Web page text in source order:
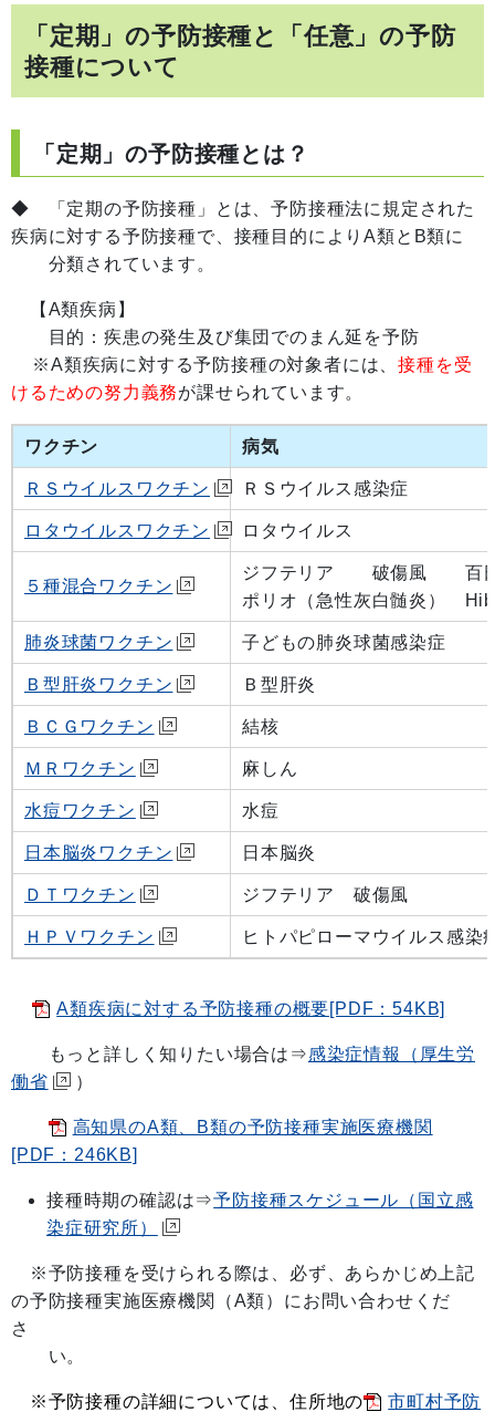
「定期」の予防接種と「任意」の予防
接種について
「定期」の予防接種とは？
◆ 「定期の予防接種」とは、予防接種法に規定された
疾病に対する予防接種で、接種目的によりA類とB類に
分類されています。
【A類疾病】
目的：疾患の発生及び集団でのまん延を予防
※A類疾病に対する予防接種の対象者には、接種を受
けるための努力義務が課せられています。
ワクチン 病気
ＲＳウイルスワクチン ＲＳウイルス感染症
ロタウイルスワクチン ロタウイルス
５種混合ワクチン
ジフテリア 破傷風 百
ポリオ（急性灰白髄炎）
肺炎球菌ワクチン 子どもの肺炎球菌感染症
Ｂ型肝炎ワクチン Ｂ型肝炎
ＢＣＧワクチン 結核
ＭＲワクチン 麻しん
水痘ワクチン 水痘
日本脳炎ワクチン 日本脳炎
ＤＴワクチン ジフテリア 破傷風
ＨＰＶワクチン ヒトパピローマウイルス感染
A類疾病に対する予防接種の概要[PDF：54KB]
もっと詳しく知りたい場合は⇒感染症情報（厚生労
働省
）
高知県のA類、B類の予防接種実施医療機関
[PDF：246KB]
接種時期の確認は⇒予防接種スケジュール（国立感
染症研究所）
※予防接種を受けられる際は、必ず、あらかじめ上記
の予防接種実施医療機関（A類）にお問い合わせくだ
さ
い。
※予防接種の詳細については、住所地の
市町村予防